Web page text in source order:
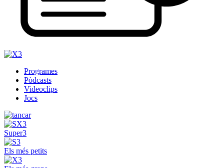
Programes
Pòdcasts
Videoclips
Jocs
Super3
Els més petits